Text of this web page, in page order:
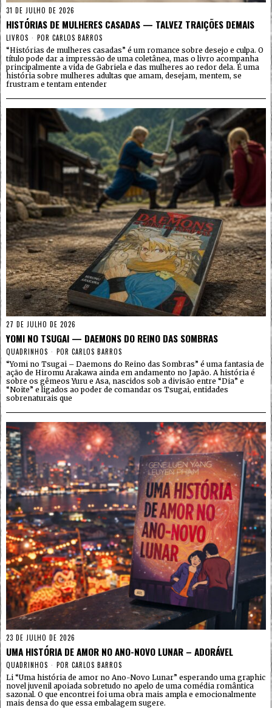
31 DE JULHO DE 2026
HISTÓRIAS DE MULHERES CASADAS — TALVEZ TRAIÇÕES DEMAIS
LIVROS POR CARLOS BARROS
“Histórias de mulheres casadas” é um romance sobre desejo e culpa. O
título pode dar a impressão de uma coletânea, mas o livro acompanha
principalmente a vida de Gabriela e das mulheres ao redor dela. É uma
história sobre mulheres adultas que amam, desejam, mentem, se
frustram e tentam entender
27 DE JULHO DE 2026
YOMI NO TSUGAI — DAEMONS DO REINO DAS SOMBRAS
QUADRINHOS POR CARLOS BARROS
“Yomi no Tsugai – Daemons do Reino das Sombras” é uma fantasia de
ação de Hiromu Arakawa ainda em andamento no Japão. A história é
sobre os gêmeos Yuru e Asa, nascidos sob a divisão entre “Dia” e
“Noite” e ligados ao poder de comandar os Tsugai, entidades
sobrenaturais que
23 DE JULHO DE 2026
UMA HISTÓRIA DE AMOR NO ANO-NOVO LUNAR – ADORÁVEL
QUADRINHOS POR CARLOS BARROS
Li “Uma história de amor no Ano-Novo Lunar” esperando uma graphic
novel juvenil apoiada sobretudo no apelo de uma comédia romântica
sazonal. O que encontrei foi uma obra mais ampla e emocionalmente
mais densa do que essa embalagem sugere.